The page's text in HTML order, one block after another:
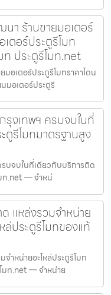
า ร้านขายมอเตอร์
เตอร์ประตูรีโมท
ประตูรีโมท.net
อเตอร์ประตูรีโมทราคาโดน
มอเตอร์ประตูรี
งเทพฯ ครบจบในที่
ตูรีโมทมาตรฐานสูง
บจบในที่เดียวกับบริการติด
ท.net — จำหน่
แหล่งรวมจำหน่าย
ล่ประตูรีโมทของแท้
ำหน่ายอะไหล่ประตูรีโมท
มท.net — จำหน่าย